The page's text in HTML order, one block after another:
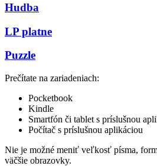
Hudba
LP platne
Puzzle
Prečítate na zariadeniach:
Pocketbook
Kindle
Smartfón či tablet s príslušnou
Počítač s príslušnou aplikáciou
Nie je možné meniť veľkosť písma,
väčšie obrazovky.